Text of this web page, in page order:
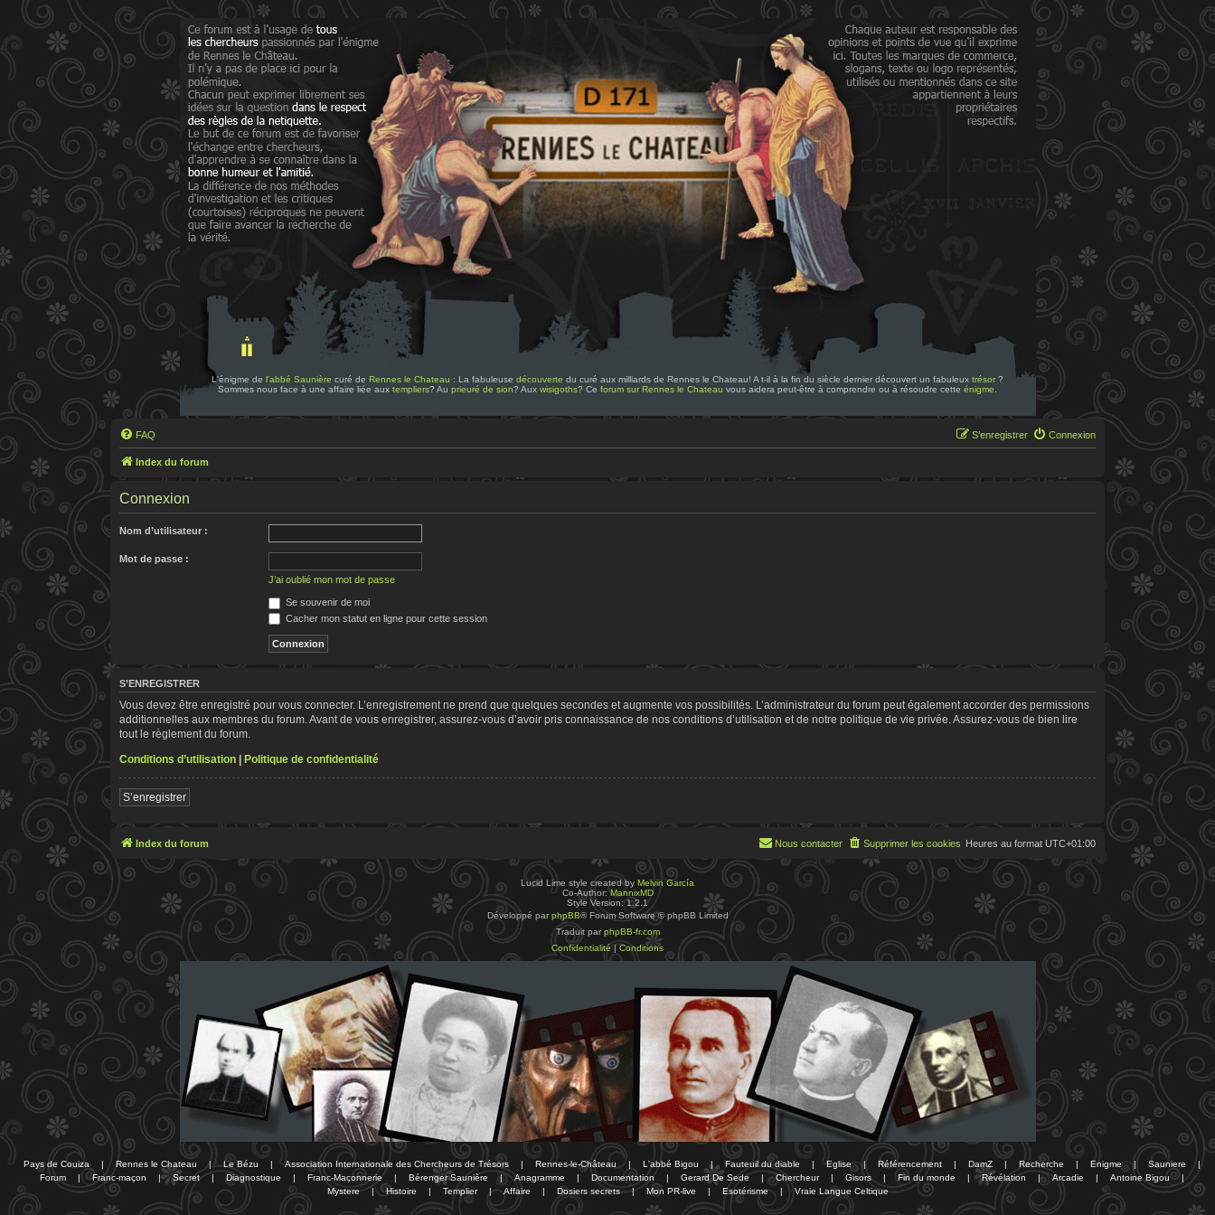
L'énigme de l'abbé Saunière curé de Rennes le Chateau : La fabuleuse découverte du curé aux milliards de Rennes le Chateau! A t-il à la fin du siècle dernier découvert un fabuleux trésor ?
Sommes nous face à une affaire liée aux templiers? Au prieuré de sion? Aux wisigoths? Ce forum sur Rennes le Chateau vous aidera peut-être à comprendre ou à résoudre cette énigme
FAQ Connexion
S’enregistrer
Index du forum
Connexion
Nom d’utilisateur :
Mot de passe :
J’ai oublié mon mot de passe
Se souvenir de moi
Cacher mon statut en ligne pour cette session
S’ENREGISTRER
Vous devez être enregistré pour vous connecter. L’enregistrement ne prend que quelques secondes et augmente vos possibilités. L’administrateur du forum peut également accorder des permissions
additionnelles aux membres du forum. Avant de vous enregistrer, assurez-vous d’avoir pris connaissance de nos conditions d’utilisation et de notre politique de vie privée. Assurez-vous de bien lire
tout le règlement du forum.
Conditions d’utilisation | Politique de confidentialité
S’enregistrer
Index du forum Heures au format UTC+01:00
Supprimer les cookies
Nous contacter
Lucid Lime style created by Melvin García
Co-Author:MannixMD
Style Version: 1.2.1
Développé par phpBB® Forum Software © phpBB Limited
Traduit par phpBB-fr.com
Confidentialité|Conditions
Pays de Couiza | Rennes le Chateau | Le Bézu | Association Internationale des Chercheurs de Trésors | Rennes-le-Château | L'abbé Bigou | Fauteuil du diable | Eglise | Référencement | DamZ | Recherche | Enigme | Sauniere
|
Forum
| Franc-maçon | Secret | Diagnostique | Franc-Maçonnerie | Bérenger Saunière | Anagramme | Documentation | Gerard De Sede | Chercheur | Gisors | Fin du monde | Révélation | Arcadie | Antoine Bigou
|
Mystere
| Histoire | Templier | Affaire | Dosiers secrets | Mon PR-live | Esotérisme | Vraie Langue Celtique